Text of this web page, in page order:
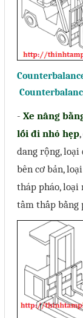
- Xe nâng
lối đi nhỏ hẹp
dang rộng, loại
bên cơ bản,
tháp pháo, loại
tầm thấp bằng